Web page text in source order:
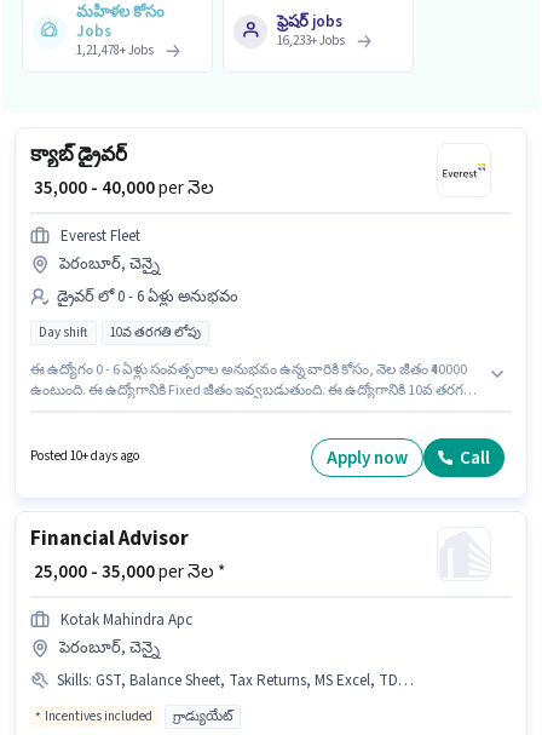
మహిళల కోసం
Jobs
1,21,478+Jobs
ఫ్రెషర్ jobs
16,233+Jobs
క్యాబ్ డ్రైవర్
₹ 35,000 - 40,000per నెల
Everest Fleet
పెరంబూర్, చెన్నై
డ్రైవర్ లో 0 - 6 ఏళ్లు అనుభవం
Day shift 10వ తరగతి లోపు
ఈ ఉద్యోగం 0 - 6 ఏళ్లు సంవత్సరాల అనుభవం ఉన్న వారికి కోసం, నెల జీతం ₹40000
ఉంటుంది. ఈ ఉద్యోగానికి Fixed జీతం ఇవ్వబడుతుంది. ఈ ఉద్యోగానికి 10వ తరగతి
డ్రైవర్ విభాగంలో క్యాబ్ డ్రైవర్ గా చేరండి. ఈ ఉద్యోగం పెరంబూర్, చెన్నై లో ఉంది.
Posted 10+ days ago Apply now Call
Financial Advisor
₹ 25,000 - 35,000per నెల *
Kotak Mahindra Apc
పెరంబూర్, చెన్నై
Skills: GST, Balance Sheet, Tax Returns, MS Excel, TDS, Taxation - VAT & Sales Tax
Incentives included గ్రాడ్యుయేట్